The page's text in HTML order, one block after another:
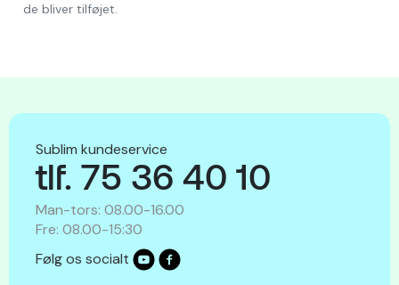
de bliver tilføjet.
Sublim kundeservice
tlf. 75 36 40 10
Man-tors: 08.00-16.00
Fre: 08.00-15:30
Følg os socialt